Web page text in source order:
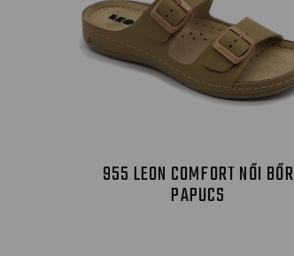
955 LEON COMFORT NŐI BŐR
PAPUCS